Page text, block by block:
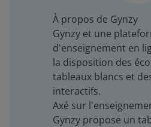
À propos de Gynzy
Gynzy et une
d'enseignement en
la disposition des
tableaux blancs et
interactifs.
Axé sur
Gynzy propose un